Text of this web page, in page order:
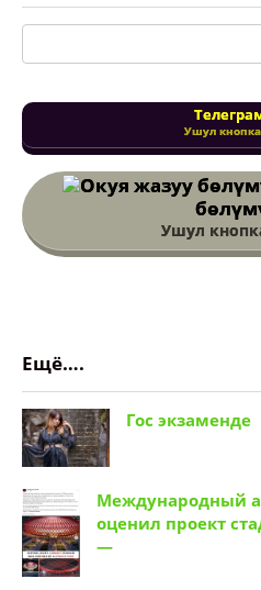
Поиск:
Ушул
Ушул
Ещё….
Гос экзаменде
Международный
оценил проект
—